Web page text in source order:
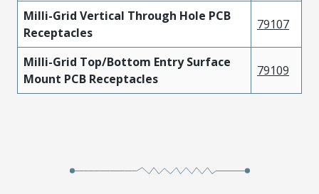
Milli-Grid Vertical Through Hole PCB
Receptacles
79107
Milli-Grid Top/Bottom Entry Surface
Mount PCB Receptacles
79109